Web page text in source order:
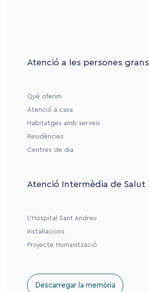
Atenció a les persones grans
Què oferim
Atenció a casa
Habitatges amb serveis
Residències
Centres de dia
Atenció Intermèdia de Salut
L’Hospital Sant Andreu
Instal·lacions
Projecte Humanització
Descarregar la memòria